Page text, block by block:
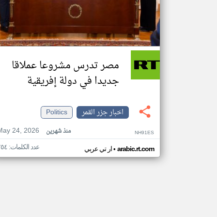
مصر تدرس مشروعا عملاقا
جديدا في دولة إفريقية
اخبار جزر القمر
Politics
24, 2026
منذ شهرين NH91ES
ار تي عربي• arabic.rt.com عدد الكلمات: ٢٥٤